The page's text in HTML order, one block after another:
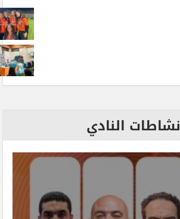
نشاطات النادي